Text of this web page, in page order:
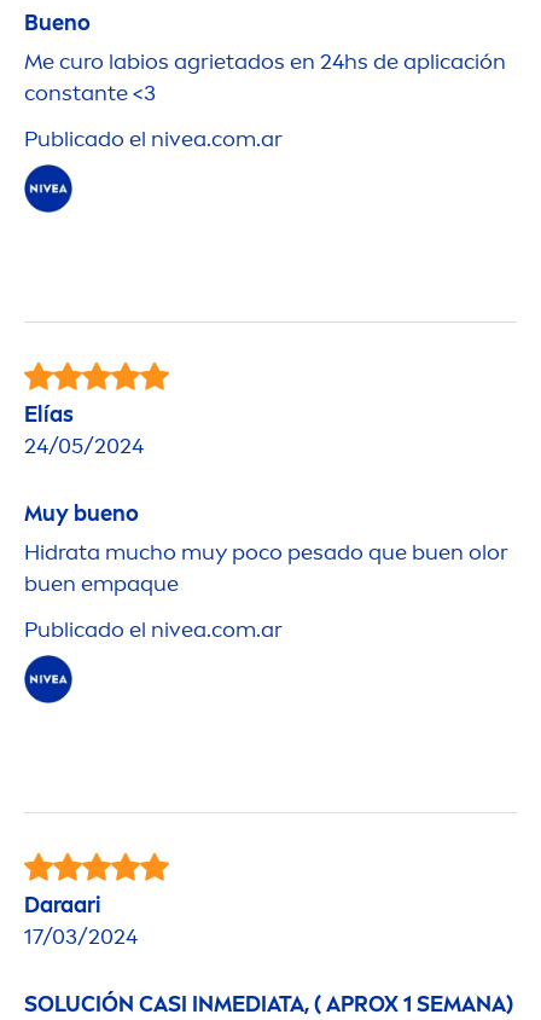
Bueno
Me curo labios agrietados en 24hs de aplicación
constante <3
Publicado el nivea.com.ar
Elías
24/05/2024
Muy bueno
Hidrata mucho muy poco pesado que buen olor
buen empaque
Publicado el nivea.com.ar
Daraari
17/03/2024
SOLUCIÓN CASI INMEDIATA, ( APROX 1 SEMANA)